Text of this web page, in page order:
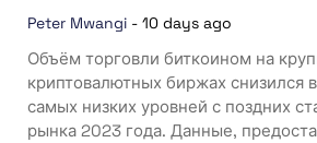
Peter Mwangi - 10 days ago
Объём торговли биткоином на
криптовалютных биржах снизился
самых низких уровней с поздних
рынка 2023 года. Данные,